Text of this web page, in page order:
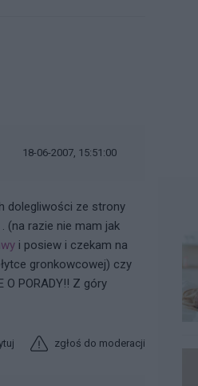
18-06-2007, 15:51:00
dolegliwości ze strony
(na razie nie mam jak
i posiew i czekam na
gronkowcowej) czy
PORADY!! Z góry
zgłoś do moderacji